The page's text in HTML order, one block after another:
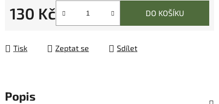
130 Kč DO KOŠÍKU
Tisk Zeptat se Sdílet
Popis